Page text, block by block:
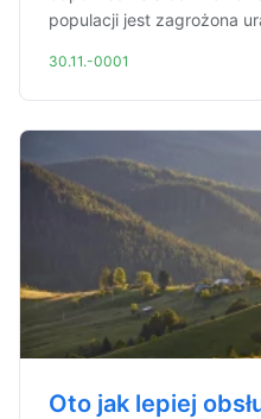
populacji jest zagrożona
30.11.-0001
Oto jak lepiej